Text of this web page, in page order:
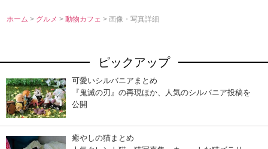
ホーム > グルメ>動物カフェ> 画像・写真詳細
ピックアップ
可愛いシルバニアまとめ
『鬼滅の刃』の再現ほか、人気のシルバニア投稿を
公開
癒やしの猫まとめ